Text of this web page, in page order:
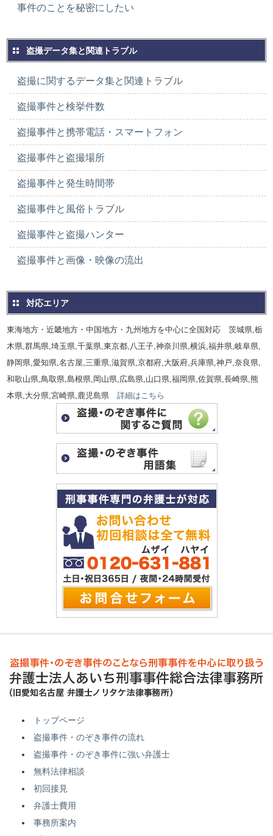
事件のことを秘密にしたい
盗撮データ集と関連トラブル
盗撮に関するデータ集と関連トラブル
盗撮事件と検挙件数
盗撮事件と携帯電話・スマートフォン
盗撮事件と盗撮場所
盗撮事件と発生時間帯
盗撮事件と風俗トラブル
盗撮事件と盗撮ハンター
盗撮事件と画像・映像の流出
対応エリア
東海地方・近畿地方・中国地方・九州地方を中心に全国対応 茨城県,栃
木県,群馬県,埼玉県,千葉県,東京都,八王子,神奈川県,横浜,福井県,岐阜県,
静岡県,愛知県,名古屋,三重県,滋賀県,京都府,大阪府,兵庫県,神戸,奈良県,
和歌山県,鳥取県,島根県,岡山県,広島県,山口県,福岡県,佐賀県,長崎県,熊
本県,大分県,宮崎県,鹿児島県詳細はこちら
トップページ
盗撮事件・のぞき事件の流れ
盗撮事件・のぞき事件に強い弁護士
無料法律相談
初回接見
弁護士費用
事務所案内